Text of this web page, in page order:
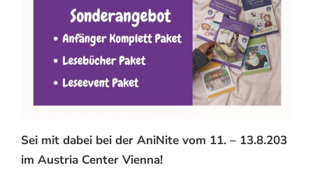
Sei mit dabei bei der AniNite vom 11. – 13.8.203
im Austria Center Vienna!